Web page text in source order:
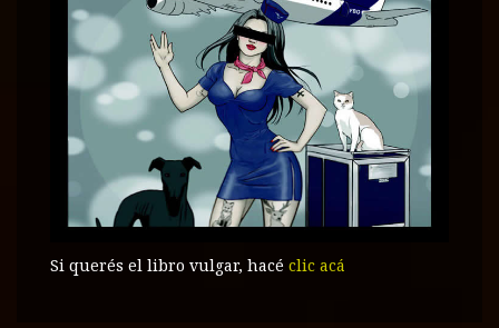
Si querés el libro vulgar, hacé clic acá